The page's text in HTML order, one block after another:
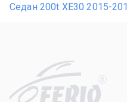
Седан 200t XE30 2015-
R